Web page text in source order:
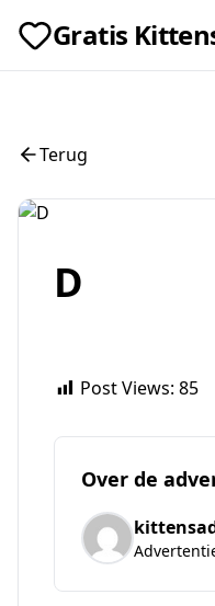
Gratis
Terug
D
Post Views: 85
Over de